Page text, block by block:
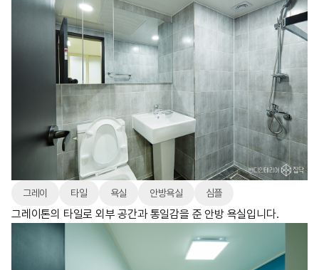
그레이 타일 욕실 안방욕실 심플
그레이톤의 타일로 외부 공간과 통일감을 준 안방 욕실입니다.